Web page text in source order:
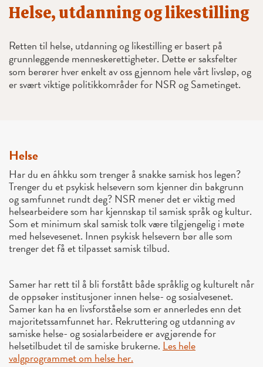
Helse, utdanning og likestilling
Retten til helse, utdanning og likestilling er basert på
grunnleggende menneskerettigheter. Dette er saksfelter
som berører hver enkelt av oss gjennom hele vårt livsløp, og
er svært viktige politikkområder for NSR og Sametinget.
Helse
Har du en áhkku som trenger å snakke samisk hos legen?
Trenger du et psykisk helsevern som kjenner din bakgrunn
og samfunnet rundt deg? NSR mener det er viktig med
helsearbeidere som har kjennskap til samisk språk og kultur.
Som et minimum skal samisk tolk være tilgjengelig i møte
med helsevesenet. Innen psykisk helsevern bør alle som
trenger det få et tilpasset samisk tilbud.
Samer har rett til å bli forstått både språklig og kulturelt når
de oppsøker institusjoner innen helse- og sosialvesenet.
Samer kan ha en livsforståelse som er annerledes enn det
majoritetssamfunnet har. Rekruttering og utdanning av
samiske helse- og sosialarbeidere er avgjørende for
helsetilbudet til de samiske brukerne. Les hele
valgprogrammet om helse her.